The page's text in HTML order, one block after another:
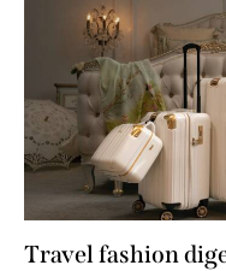
Travel fashion